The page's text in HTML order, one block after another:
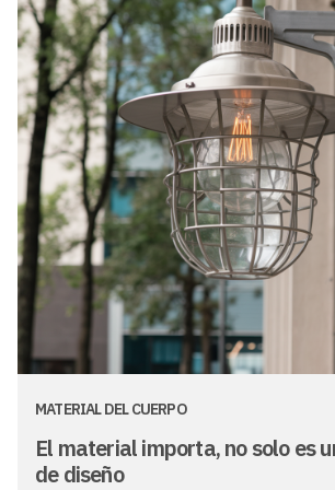
MATERIAL DEL CUERPO
El material importa, no solo es
de diseño